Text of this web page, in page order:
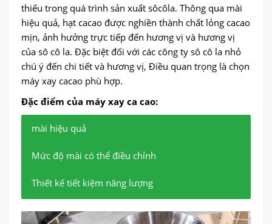
thiếu trong quá trình sản xuất sôcôla. Thông qua mài
hiệu quả, hạt cacao được nghiền thành chất lỏng cacao
mịn, ảnh hưởng trực tiếp đến hương vị và hương vị
của sô cô la. Đặc biệt đối với các công ty sô cô la nhỏ
chú ý đến chi tiết và hương vị, Điều quan trọng là chọn
máy xay cacao phù hợp.
Đặc điểm của máy xay ca cao:
mài hiệu quả
Mức độ mài có thể điều chỉnh
Thiết kế tiết kiệm năng lượng
mịn để tăng hương vị đậm đà của sôcôla.
để đạt được hương vị lý tưởng.
kiệm năng lượng, giúp tiết kiệm năng lượng mà